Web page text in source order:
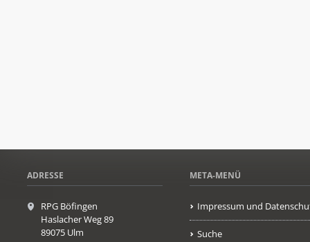
ADRESSE
RPG Böfingen
Haslacher Weg 89
89075 Ulm
META-MENÜ
Impressum und
Suche